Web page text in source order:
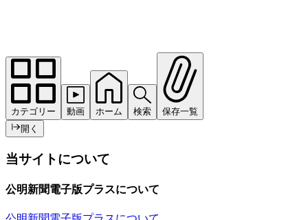
カテゴリー 動画 ホーム 検索
保存一覧
開く
当サイトについて
公明新聞電子版プラスについて